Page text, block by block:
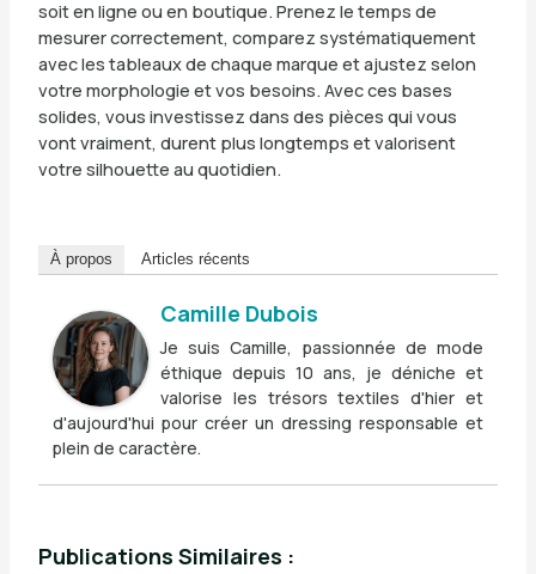
soit en ligne ou en boutique. Prenez le temps de
mesurer correctement, comparez systématiquement
avec les tableaux de chaque marque et ajustez selon
votre morphologie et vos besoins. Avec ces bases
solides, vous investissez dans des pièces qui vous
vont vraiment, durent plus longtemps et valorisent
votre silhouette au quotidien.
À propos Articles récents
Camille Dubois
Je suis Camille, passionnée de mode
éthique depuis 10 ans, je déniche et
valorise les trésors textiles d'hier et
d'aujourd'hui pour créer un dressing responsable et
plein de caractère.
Publications Similaires :